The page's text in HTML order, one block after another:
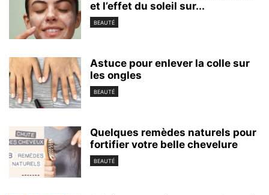
et l’effet du soleil sur...
BEAUTÉ
Astuce pour enlever la colle sur
les ongles
BEAUTÉ
Quelques remèdes naturels pour
fortifier votre belle chevelure
BEAUTÉ